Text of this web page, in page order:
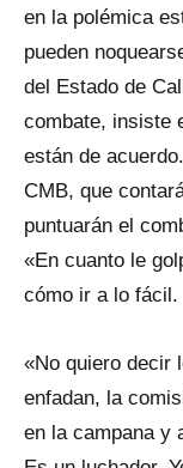
en la polémica
pueden
del Estado de
combate, insiste
están de
CMB, que
puntuarán el
«En cuanto le
cómo ir a lo fácil.
«No quiero decir
enfadan, la
en la campana y